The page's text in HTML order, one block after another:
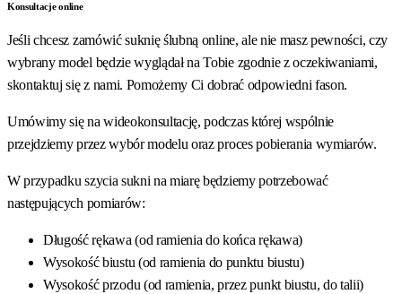
Konsultacje online
Jeśli chcesz zamówić suknię ślubną online, ale nie masz pewności, czy
wybrany model będzie wyglądał na Tobie zgodnie z oczekiwaniami,
skontaktuj się z nami. Pomożemy Ci dobrać odpowiedni fason.
Umówimy się na wideokonsultację, podczas której wspólnie
przejdziemy przez wybór modelu oraz proces pobierania wymiarów.
W przypadku szycia sukni na miarę będziemy potrzebować
następujących pomiarów:
Długość rękawa (od ramienia do końca rękawa)
Wysokość biustu (od ramienia do punktu biustu)
Wysokość przodu (od ramienia, przez punkt biustu, do talii)